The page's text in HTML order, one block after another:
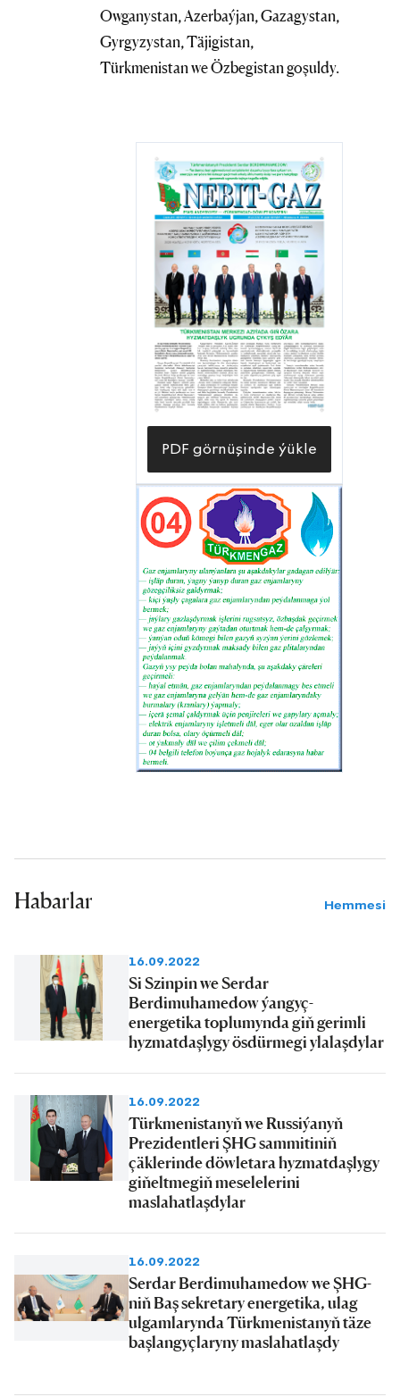
Owganystan, Azerbaýjan, Gazagystan,
Gyrgyzystan, Täjigistan,
Türkmenistan we Özbegistan goşuldy.
PDF görnüşinde ýükle
Habarlar Hemmesi
16.09.2022
Si Szinpin we Serdar
Berdimuhamedow ýangyç-
energetika toplumynda giň gerimli
hyzmatdaşlygy ösdürmegi ylalaşdylar
16.09.2022
Türkmenistanyň we Russiýanyň
Prezidentleri ŞHG sammitiniň
çäklerinde döwletara hyzmatdaşlygy
giňeltmegiň meselelerini
maslahatlaşdylar
16.09.2022
Serdar Berdimuhamedow we ŞHG-
niň Baş sekretary energetika, ulag
ulgamlarynda Türkmenistanyň täze
başlangyçlaryny maslahatlaşdy